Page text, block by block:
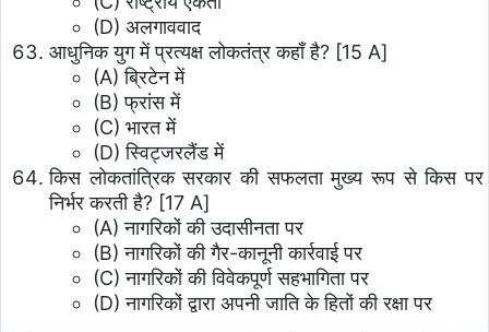
(D) अलगाववाद
आधुनिक युग में प्रत्यक्ष लोकतंत्र कहाँ है? [15 A]
(A) ब्रिटेन में
(B) फ्रांस में
(C) भारत में
(D) स्विट्जरलैंड में
किस लोकतांत्रिक सरकार की सफलता मुख्य रूप से किस पर
निर्भर करती है? [17 A]
(A) नागरिकों की उदासीनता पर
(B) नागरिकों की गैर-कानूनी कार्रवाई पर
(C) नागरिकों की विवेकपूर्ण सहभागिता पर
(D) नागरिकों द्वारा अपनी जाति के हितों की रक्षा पर